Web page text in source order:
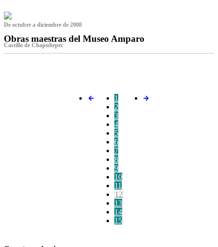
De octubre a diciembre de 2008
Obras maestras del Museo Amparo
Castillo de Chapultepec
1
2
3
4
5
6
7
8
9
10
11
12
13
14
15